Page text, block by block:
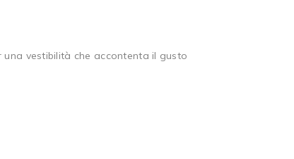
vestibilità che accontenta il gusto